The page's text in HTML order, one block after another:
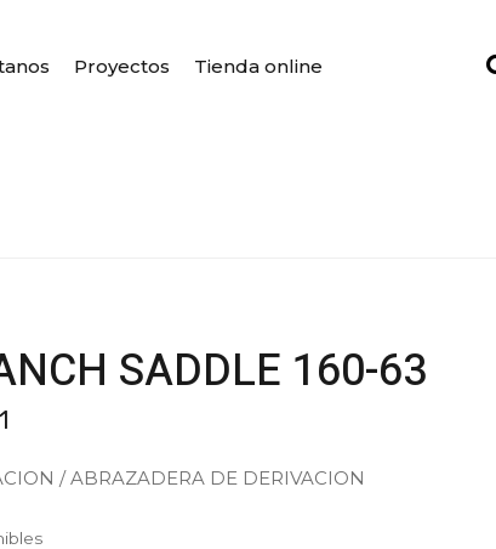
Proyectos Tienda online
SADDLE 160-63
/ ABRAZADERA DE DERIVACION